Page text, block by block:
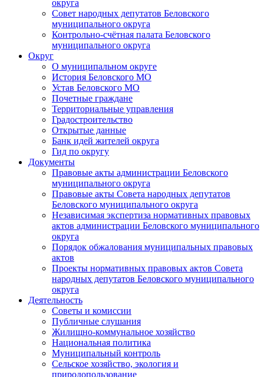
округа
Совет народных депутатов Беловского
муниципального округа
Контрольно-счётная палата Беловского
муниципального округа
Округ
О муниципальном округе
История Беловского МО
Устав Беловского МО
Почетные граждане
Территориальные управления
Градостроительство
Открытые данные
Банк идей жителей округа
Гид по округу
Документы
Правовые акты администрации Беловского
муниципального округа
Правовые акты Совета народных депутатов
Беловского муниципального округа
Независимая экспертиза нормативных правовых
актов администрации Беловского муниципального
округа
Порядок обжалования муниципальных правовых
актов
Проекты нормативных правовых актов Совета
народных депутатов Беловского муниципального
округа
Деятельность
Советы и комиссии
Публичные слушания
Жилищно-коммунальное хозяйство
Национальная политика
Муниципальный контроль
Сельское хозяйство, экология и
природопользование